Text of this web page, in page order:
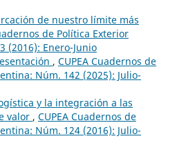
de nuestro límite más
de Política Exterior
(2016): Enero-Junio
, CUPEA Cuadernos de
Núm. 142 (2025): Julio-
y la integración a las
valor , CUPEA Cuadernos de
Núm. 124 (2016): Julio-